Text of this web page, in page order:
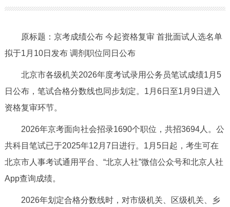
市领导 机构职能
政务服务
个人服务 法人服务 部门服务
便民服务 利企服务 投资项目
原标题：京考成绩公布 今起资格复审 首批面试人选名单
拟于1月10日发布 调剂职位同日公布
北京市各级机关2026年度考试录用公务员笔试成绩1月5
日公布，笔试合格分数线也同步划定。1月6日至1月9日进入
资格复审环节。
2026年京考面向社会招录1690个职位，共招3694人。公
共科目笔试已于2025年12月7日进行。1月5日起，考生可在
北京市人事考试通用平台、“北京人社”微信公众号和北京人社
App查询成绩。
2026年划定合格分数线时，对市级机关、区级机关、乡